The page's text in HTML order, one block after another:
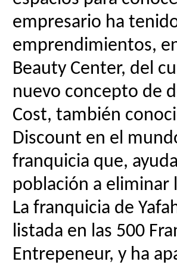
empresario ha
emprendimientos,
Beauty Center, del
nuevo concepto de
Cost, también
Discount en el
franquicia que,
población a eliminar
La franquicia de
listada en las 500
Entrepeneur, y ha